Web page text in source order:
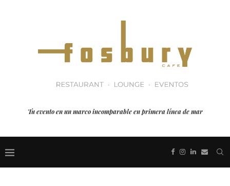
Tu evento en un marco incomparable en primera línea de mar